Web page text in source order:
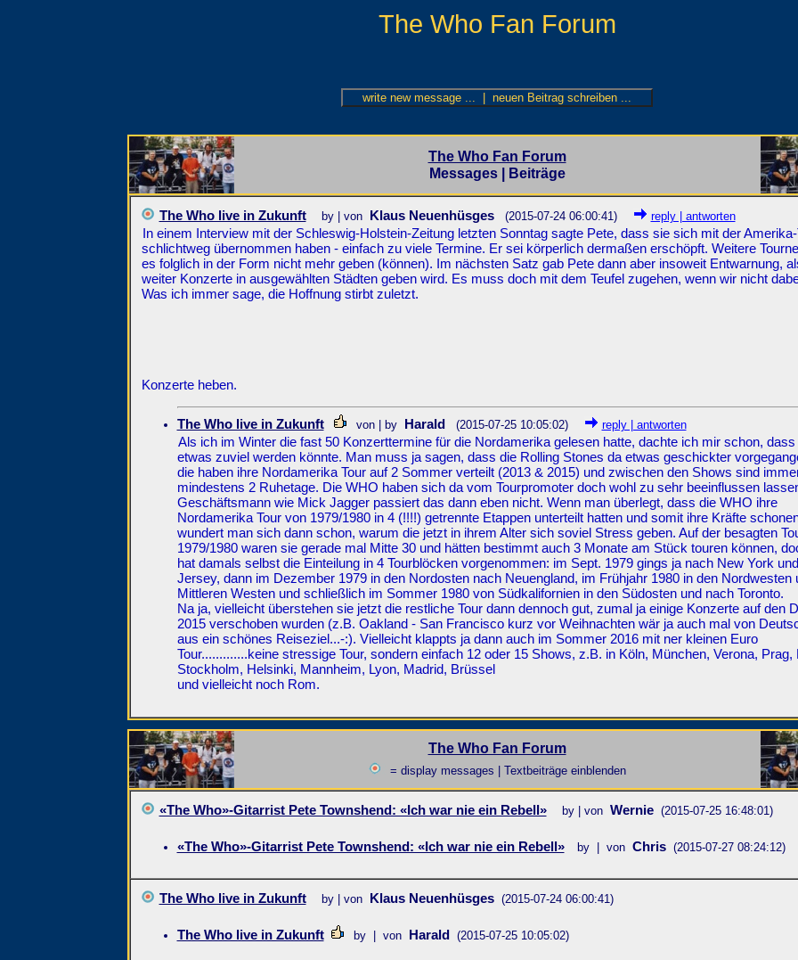
The Who Fan Forum
The Who Fan Forum
Messages | Beiträge
The Who live in Zukunft by | von Klaus Neuenhüsges (2015-07-24 06:00:41) reply | antworten
In einem Interview mit der Schleswig-Holstein-Zeitung letzten Sonntag sagte Pete, dass sie sich mit der Amerika-
schlichtweg übernommen haben - einfach zu viele Termine. Er sei körperlich dermaßen erschöpft. Weitere
es folglich in der Form nicht mehr geben (können). Im nächsten Satz gab Pete dann aber insoweit Entwarnung,
weiter Konzerte in ausgewählten Städten geben wird. Es muss doch mit dem Teufel zugehen, wenn wir nicht
Was ich immer sage, die Hoffnung stirbt zuletzt.
Konzerte heben.
The Who live in Zukunft von | by Harald (2015-07-25 10:05:02) reply | antworten
Als ich im Winter die fast 50 Konzerttermine für die Nordamerika gelesen hatte, dachte ich mir schon, dass
etwas zuviel werden könnte. Man muss ja sagen, dass die Rolling Stones da etwas geschickter
die haben ihre Nordamerika Tour auf 2 Sommer verteilt (2013 & 2015) und zwischen den Shows sind
mindestens 2 Ruhetage. Die WHO haben sich da vom Tourpromoter doch wohl zu sehr beeinflussen
Geschäftsmann wie Mick Jagger passiert das dann eben nicht. Wenn man überlegt, dass die WHO ihre
Nordamerika Tour von 1979/1980 in 4 (!!!!) getrennte Etappen unterteilt hatten und somit ihre Kräfte
wundert man sich dann schon, warum die jetzt in ihrem Alter sich soviel Stress geben. Auf der besagten
1979/1980 waren sie gerade mal Mitte 30 und hätten bestimmt auch 3 Monate am Stück touren können,
hat damals selbst die Einteilung in 4 Tourblöcken vorgenommen: im Sept. 1979 gings ja nach New York
Jersey, dann im Dezember 1979 in den Nordosten nach Neuengland, im Frühjahr 1980 in den Nordwesten
Mittleren Westen und schließlich im Sommer 1980 von Südkalifornien in den Südosten und nach Toronto.
Na ja, vielleicht überstehen sie jetzt die restliche Tour dann dennoch gut, zumal ja einige Konzerte auf den
2015 verschoben wurden (z.B. Oakland - San Francisco kurz vor Weihnachten wär ja auch mal von
aus ein schönes Reiseziel...-:). Vielleicht klappts ja dann auch im Sommer 2016 mit ner kleinen Euro
Tour.............keine stressige Tour, sondern einfach 12 oder 15 Shows, z.B. in Köln, München, Verona, Prag,
Stockholm, Helsinki, Mannheim, Lyon, Madrid, Brüssel
und vielleicht noch Rom.
The Who Fan Forum
= display messages | Textbeiträge einblenden
«The Who»-Gitarrist Pete Townshend: «Ich war nie ein Rebell» by | von Wernie (2015-07-25 16:48:01)
«The Who»-Gitarrist Pete Townshend: «Ich war nie ein Rebell» by | von Chris (2015-07-27 08:24:12)
The Who live in Zukunft by | von Klaus Neuenhüsges (2015-07-24 06:00:41)
The Who live in Zukunft by | von Harald (2015-07-25 10:05:02)